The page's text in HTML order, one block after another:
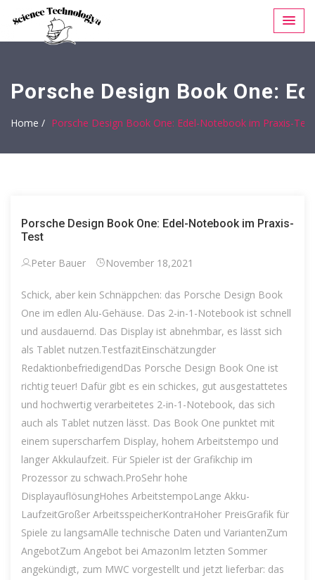
Porsche Design Book One:
Home / Porsche Design Book One: Edel-Notebook im Praxis-Test
Porsche Design Book One: Edel-Notebook im Praxis-
Test
Peter Bauer
November 18,2021
Schick, aber kein Schnäppchen: das Porsche Design Book
One im edlen Alu-Gehäuse. Das 2-in-1-Notebook ist schnell
und ausdauernd. Das Display ist abnehmbar, es lässt sich
als Tablet nutzen.TestfazitEinschätzungder
RedaktionbefriedigendDas Porsche Design Book One ist
richtig teuer! Dafür gibt es ein schickes, gut ausgestattetes
und hochwertig verarbeitetes 2-in-1-Notebook, das sich
auch als Tablet nutzen lässt. Das Book One punktet mit
einem superscharfem Display, hohem Arbeitstempo und
langer Akkulaufzeit. Für Spieler ist der Grafikchip im
Prozessor zu schwach.ProSehr hohe
DisplayauflösungHohes ArbeitstempoLange Akku-
LaufzeitGroßer ArbeitsspeicherKontraHoher PreisGrafik für
Spiele zu langsamAlle technische Daten und VariantenZum
AngebotZum Angebot bei AmazonIm letzten Sommer
angekündigt, zum MWC vorgestellt und jetzt lieferbar: das